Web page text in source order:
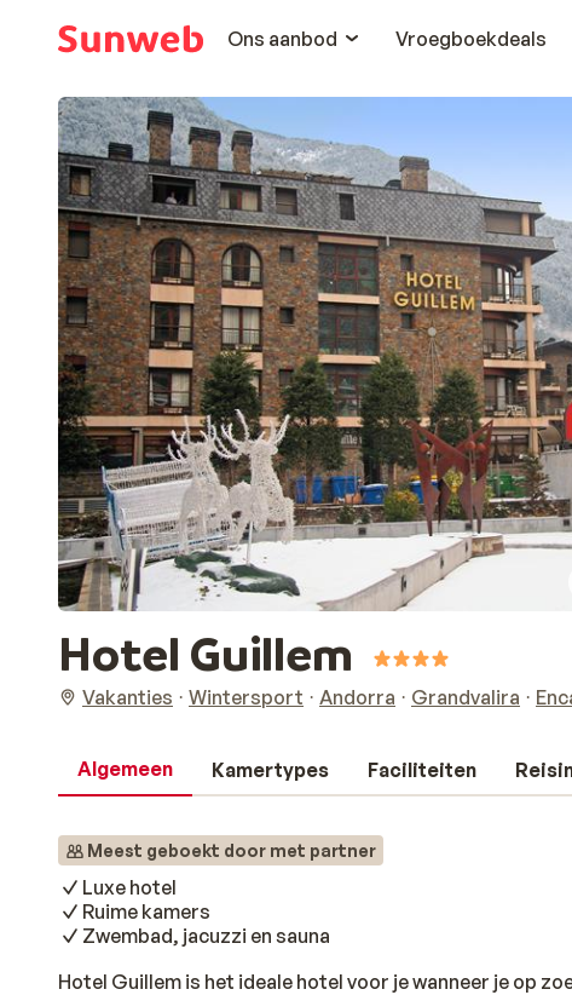
Ons aanbod
Vroegboekdeals
Hotel Guillem
Vakanties Wintersport Andorra Grandvalira
Algemeen Kamertypes Faciliteiten
Meest geboekt door met partner
Luxe hotel
Ruime kamers
Zwembad, jacuzzi en sauna
Hotel Guillem is het ideale hotel voor je wanneer je op